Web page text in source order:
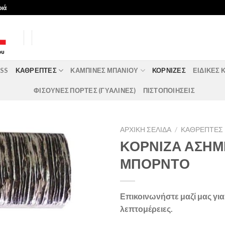
ΚΑΘΡΈΠΤΕΣ ΚΑΜΠΊΝΕΣ ΜΠΆΝΙΟΥ ΚΟΡΝΊΖΕΣ ΕΙΔΙΚΈΣ
ΦΙΣΟΥΝΕΣ ΠΟΡΤΕΣ (ΓΥΑΛΙΝΕΣ) ΠΙΣΤΟΠΟΙΗΣΕΙΣ
ΑΡΧΙΚΉ ΣΕΛΊΔΑ / ΚΑΘΡΈΠΤΕΣ
ΚΟΡΝΙΖΑ
ΜΠΟΡΝΤΟ
Επικοινωνήστε μαζί μας
λεπτομέρειες.